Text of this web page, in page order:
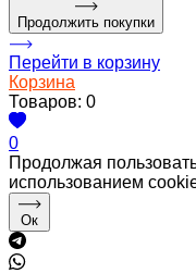
Продолжить покупки
Перейти в корзину
Корзина
Товаров: 0
0
Продолжая
использованием
Ок